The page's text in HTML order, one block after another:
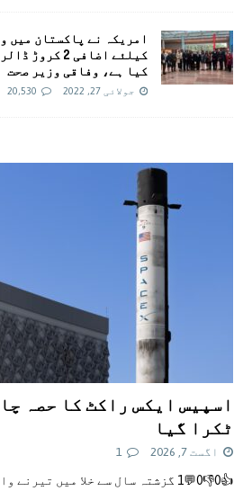
امريکہ نے پاکستان میں
کیلئے اضافی 2
کیا ہے، وفاقی وزیر صحت
جولائی 27, 2022 20,530
اسپیس ایکس راکٹ کا حصہ
ٹکرا گیا
اگست 7, 2026 1
👍0👎0💬1 گزشتہ سال سے خلا میں تیرنے